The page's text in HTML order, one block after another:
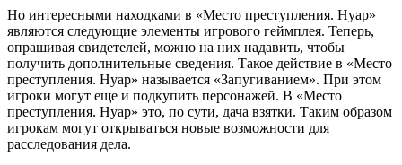
Но интересными находками в «Место преступления. Нуар»
являются следующие элементы игрового геймплея. Теперь,
опрашивая свидетелей, можно на них надавить, чтобы
получить дополнительные сведения. Такое действие в «Место
преступления. Нуар» называется «Запугиванием». При этом
игроки могут еще и подкупить персонажей. В «Место
преступления. Нуар» это, по сути, дача взятки. Таким образом
игрокам могут открываться новые возможности для
расследования дела.